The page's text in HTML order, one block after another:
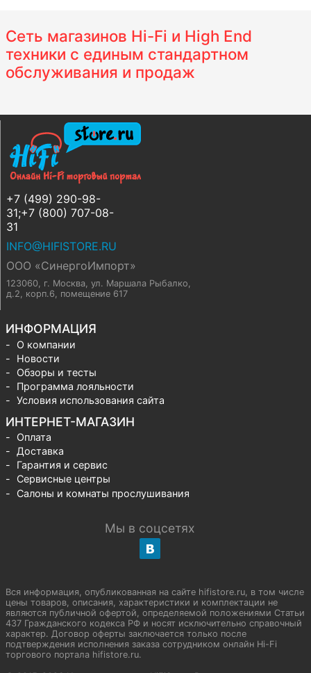
Сеть магазинов Hi-Fi и High End
техники с единым стандартном
обслуживания и продаж
+7 (499) 290-98-
31;+7 (800) 707-08-
31
INFO@HIFISTORE.RU
ООО «СинергоИмпорт»
123060, г. Москва, ул. Маршала Рыбалко,
д.2, корп.6, помещение 617
ИНФОРМАЦИЯ
О компании
Новости
Обзоры и тесты
Программа лояльности
Условия использования сайта
ИНТЕРНЕТ-МАГАЗИН
Оплата
Доставка
Гарантия и сервис
Сервисные центры
Салоны и комнаты прослушивания
Мы в соцсетях
Вся информация, опубликованная на сайте hifistore.ru, в том числе
цены товаров, описания, характеристики и комплектации не
являются публичной офертой, определяемой положениями Статьи
437 Гражданского кодекса РФ и носят исключительно справочный
характер. Договор оферты заключается только после
подтверждения исполнения заказа сотрудником онлайн Hi-Fi
торгового портала hifistore.ru.